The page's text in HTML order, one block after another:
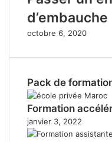
d’embauche
octobre 6, 2020
Pack de
Formation
janvier 3, 2022